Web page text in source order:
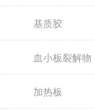
基质胶
血小板裂解物
加热板